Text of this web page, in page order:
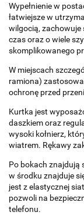
Wypełnienie w
łatwiejsze w
wilgocią, zachowuje
czas oraz o wiele
skomplikowanego
W miejscach
ramiona)
ochronę przed
Kurtka jest
daszkiem oraz
wysoki kołnierz,
wiatrem. Rękawy
Po bokach znajdują
w środku znajduje
jest z elastycznej
pozwoli na
telefonu.